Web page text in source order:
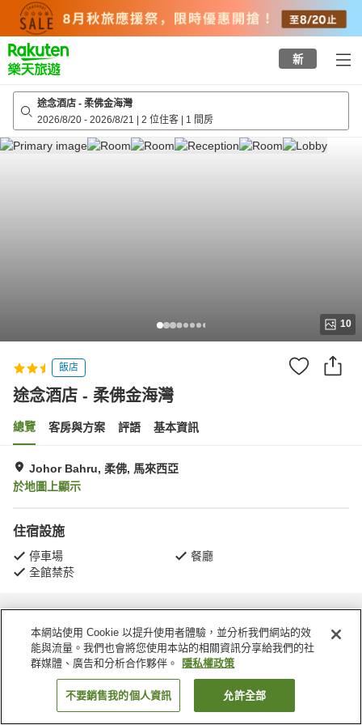
top
page
新
途念酒店 - 柔佛金海灣
2026/8/20 - 2026/8/21 | 2 位住客 | 1 間房
10
飯店
途念酒店 - 柔佛金海灣
總覽 客房與方案 評語 基本資訊
Johor Bahru, 柔佛, 馬來西亞
於地圖上顯示
住宿設施
停車場
餐廳
全館禁菸
首頁 馬來西亞 柔佛 Johor Bahru 途念酒店 - 柔佛金海灣
找客房
本網站使用 Cookie 以提升使用者體驗，並分析我們網站的效
能與流量。我們也會將您使用本站的相關資訊分享給我們的社
群媒體、廣告和分析合作夥伴。
隱私權政策
不要銷售我的個人資訊 允許全部